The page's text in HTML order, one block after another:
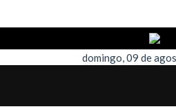
domingo, 09 de